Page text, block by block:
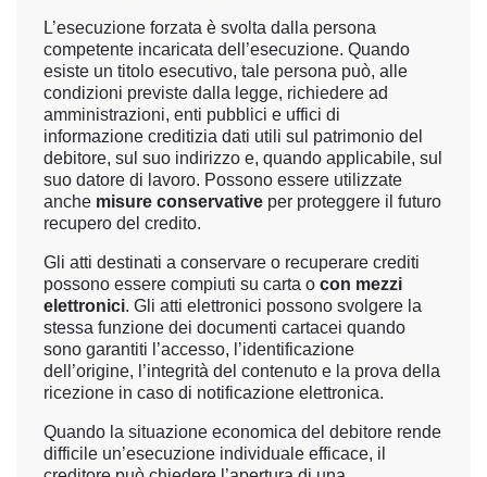
L’esecuzione forzata è svolta dalla persona
competente incaricata dell’esecuzione. Quando
esiste un titolo esecutivo, tale persona può, alle
condizioni previste dalla legge, richiedere ad
amministrazioni, enti pubblici e uffici di
informazione creditizia dati utili sul patrimonio del
debitore, sul suo indirizzo e, quando applicabile, sul
suo datore di lavoro. Possono essere utilizzate
anche misure conservative per proteggere il futuro
recupero del credito.
Gli atti destinati a conservare o recuperare crediti
possono essere compiuti su carta o con mezzi
elettronici. Gli atti elettronici possono svolgere la
stessa funzione dei documenti cartacei quando
sono garantiti l’accesso, l’identificazione
dell’origine, l’integrità del contenuto e la prova della
ricezione in caso di notificazione elettronica.
Quando la situazione economica del debitore rende
difficile un’esecuzione individuale efficace, il